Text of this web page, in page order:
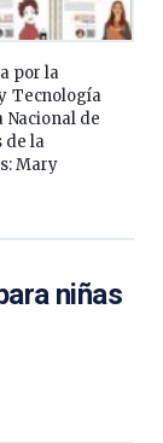
por la
Tecnología
Nacional de
de la
Mary
niñas